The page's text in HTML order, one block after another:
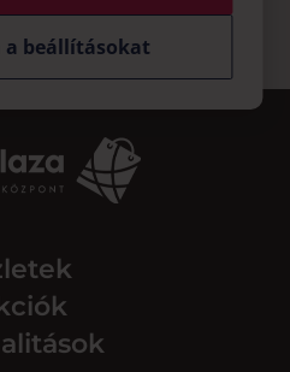
a beállításokat